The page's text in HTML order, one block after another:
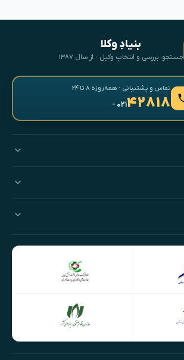
بنیادِ وکلا
جستجو، بررسی و انتخابِ وکیل · از سال ۱۳۸۷
تماس و پشتیبانی · همه‌روزه ۸ تا ۲۴
۴۲۸۱۸- ۰۲۱